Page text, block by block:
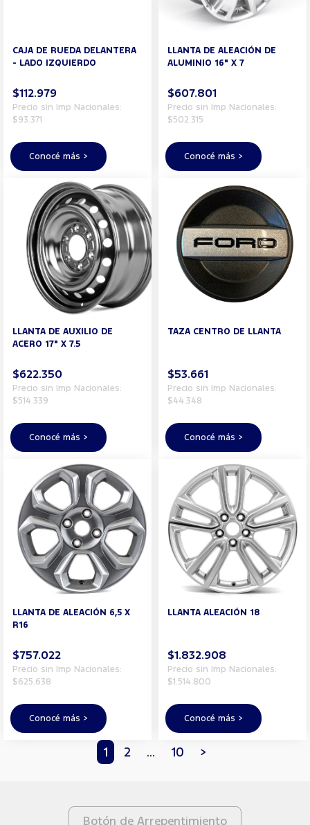
CAJA DE RUEDA DELANTERA
- LADO IZQUIERDO
$112.979
Precio sin Imp Nacionales:
$93.371
Conocé más >
LLANTA DE ALEACIÓN DE
ALUMINIO 16" X 7
$607.801
Precio sin Imp Nacionales:
$502.315
Conocé más >
LLANTA DE AUXILIO DE
ACERO 17" X 7.5
$622.350
Precio sin Imp Nacionales:
$514.339
Conocé más >
TAZA CENTRO DE LLANTA
$53.661
Precio sin Imp Nacionales:
$44.348
Conocé más >
LLANTA DE ALEACIÓN 6,5 X
R16
$757.022
Precio sin Imp Nacionales:
$625.638
Conocé más >
LLANTA ALEACIÓN 18
$1.832.908
Precio sin Imp Nacionales:
$1.514.800
Conocé más >
1 2 ... 10 >
Botón de Arrepentimiento